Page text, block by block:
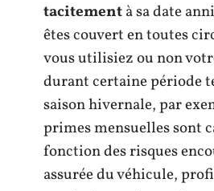
tacitementà sa date
êtes couvert en toutes
vous utilisiez ou non
durant certaine période
saison hivernale, par
primes mensuelles sont
fonction des risques
assurée du véhicule,